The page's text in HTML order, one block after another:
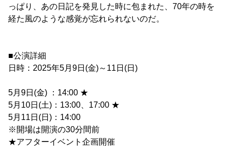
っぱり、あの日記を発見した時に包まれた、70年の時を
経た風のような感覚が忘れられないのだ。
■公演詳細
日時：2025年5月9日(金)～11日(日)
5月9日(金) ：14:00 ★
5月10日(土)：13:00、17:00 ★
5月11日(日)：14:00
※開場は開演の30分間前
★アフターイベント企画開催